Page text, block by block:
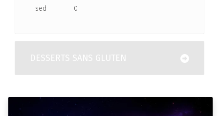
sed 0
DESSERTS SANS GLUTEN